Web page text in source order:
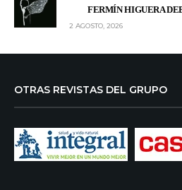
FERMÍN HIGUERA
2 AGOSTO, 2026
OTRAS REVISTAS DEL GRUPO